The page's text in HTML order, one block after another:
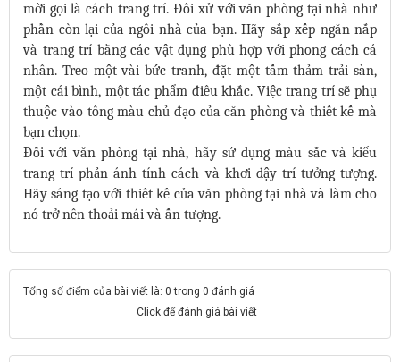
mời gọi là cách trang trí. Đối xử với văn phòng tại nhà như
phần còn lại của ngôi nhà của bạn. Hãy sắp xếp ngăn nắp
và trang trí bằng các vật dụng phù hợp với phong cách cá
nhân. Treo một vài bức tranh, đặt một tấm thảm trải sàn,
một cái bình, một tác phẩm điêu khắc. Việc trang trí sẽ phụ
thuộc vào tông màu chủ đạo của căn phòng và thiết kế mà
bạn chọn.
Đối với văn phòng tại nhà, hãy sử dụng màu sắc và kiểu
trang trí phản ánh tính cách và khơi dậy trí tưởng tượng.
Hãy sáng tạo với thiết kế của văn phòng tại nhà và làm cho
nó trở nên thoải mái và ấn tượng.
Tổng số điểm của bài viết là: 0 trong 0 đánh giá
Click để đánh giá bài viết